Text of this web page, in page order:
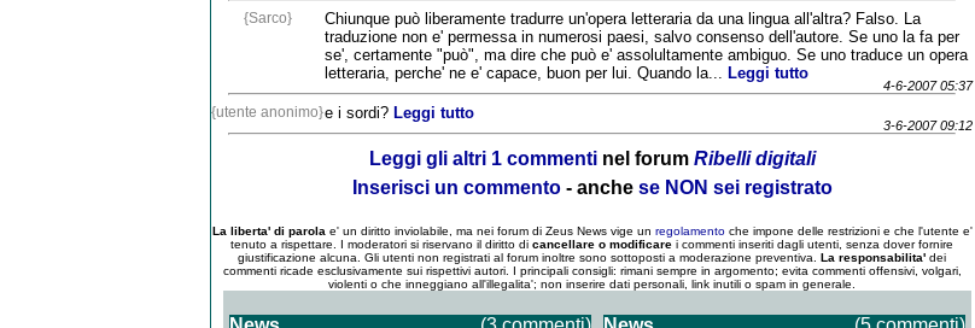
{Sarco}
Chiunque può liberamente tradurre un'opera letteraria da una lingua all'altra? Falso. La
traduzione non e' permessa in numerosi paesi, salvo consenso dell'autore. Se uno la fa per
se', certamente "può", ma dire che può e' assolultamente ambiguo. Se uno traduce un opera
letteraria, perche' ne e' capace, buon per lui. Quando la...Leggi tutto
4-6-2007 05:37
{utente anonimo}e i sordi?Leggi tutto
3-6-2007 09:12
Leggi gli altri 1 commentinel forum Ribelli digitali
Inserisci un commento- anche se NON sei registrato
La liberta' di parola e' un diritto inviolabile, ma nei forum di Zeus News vige un regolamentoche impone delle restrizioni e che l'utente e'
tenuto a rispettare. I moderatori si riservano il diritto di cancellare o modificare i commenti inseriti dagli utenti, senza dover fornire
giustificazione alcuna. Gli utenti non registrati al forum inoltre sono sottoposti a moderazione preventiva. La responsabilita' dei
commenti ricade esclusivamente sui rispettivi autori. I principali consigli: rimani sempre in argomento; evita commenti offensivi, volgari,
violenti o che inneggiano all'illegalita'; non inserire dati personali, link inutili o spam in generale.